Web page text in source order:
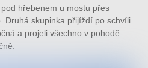
hřebenem u mostu přes
Druhá skupinka přijíždí po schvíli.
a projeli všechno v pohodě.